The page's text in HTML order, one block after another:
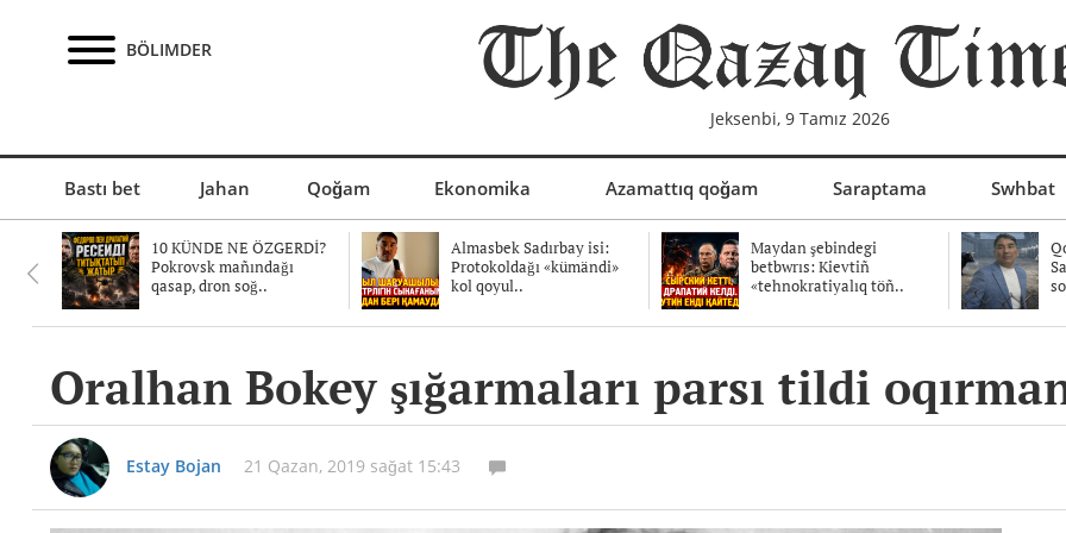
BÖLIMDER
Jeksenbi, 9 Tamız 2026
Bastı bet Jahan Qoğam Ekonomika Azamattıq qoğam Saraptama Swhbat
10 KÜNDE NE ÖZGERDİ?
Pokrovsk mañındağı
qasap, dron soğ..
Almasbek Sadırbay isi:
Protokoldağı «kümändi»
kol qoyul..
Maydan şebindegi
betbwrıs: Kievtiñ
«tehnokratiyalıq töñ..
Oralhan Bokey şığarmaları parsı tildi
Estay Bojan 21 Qazan, 2019 sağat 15:43